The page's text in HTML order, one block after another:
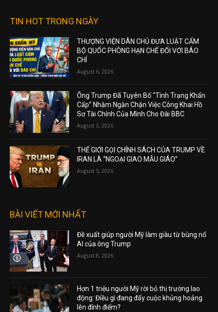
TIN HOT TRONG NGÀY
THƯỢNG VIỆN DÂN CHỦ ĐƯA LUẬT CẤM
BỘ QUỐC PHÒNG HẠN CHẾ ĐỐI VỚI BÁO
CHÍ
August 6, 2026
Ông Trump Đã Tuyên Bố “Tình Trạng Khẩn
Cấp” Nhằm Ngăn Chặn Việc Công Khai Hồ
Sơ Tài Chính Của Mình Cho Đài BBC
August 5, 2026
THẾ GIỚI GỌI CHÍNH SÁCH CỦA TRUMP VỀ
IRAN LÀ “NGOẠI GIAO MẪU GIÁO”
August 5, 2026
BÀI VIẾT MỚI NHẤT
Đề xuất giúp người Mỹ làm giàu từ bùng nổ
AI của ông Trump
August 8, 2026
Hơn 1 triệu người Mỹ rời bỏ thị trường lao
động: Điều gì đang đẩy cuộc khủng hoảng
lên đỉnh điểm?